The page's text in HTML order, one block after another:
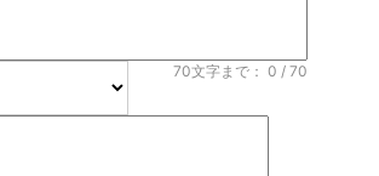
70文字まで：0 / 70